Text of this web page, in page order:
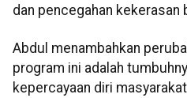
dan pencegahan kekerasan
Abdul menambahkan
program ini adalah
kepercayaan diri